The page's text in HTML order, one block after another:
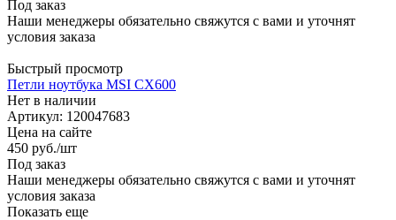
Под заказ
Наши менеджеры обязательно свяжутся с вами и уточнят
условия заказа
Быстрый просмотр
Петли ноутбука MSI CX600
Нет в наличии
Артикул: 120047683
Цена на сайте
450 руб./шт
Под заказ
Наши менеджеры обязательно свяжутся с вами и уточнят
условия заказа
Показать еще